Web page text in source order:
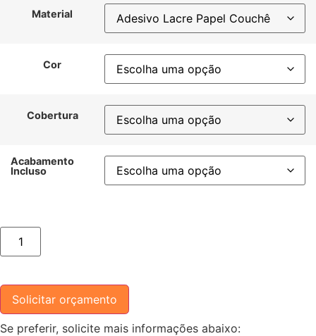
Material
Cor
Cobertura
Acabamento
Incluso
Solicitar orçamento
Se preferir, solicite mais informações abaixo: